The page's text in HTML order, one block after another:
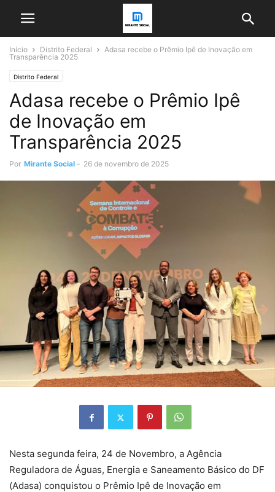
Início Distrito Federal
Adasa recebe o Prêmio Ipê de Inovação em
Transparência 2025
Distrito Federal
Adasa recebe o Prêmio Ipê
de Inovação em
Transparência 2025
Por Mirante Social - 26 de novembro de 2025
Nesta segunda feira, 24 de Novembro, a Agência
Reguladora de Águas, Energia e Saneamento Básico do DF
(Adasa) conquistou o Prêmio Ipê de Inovação em